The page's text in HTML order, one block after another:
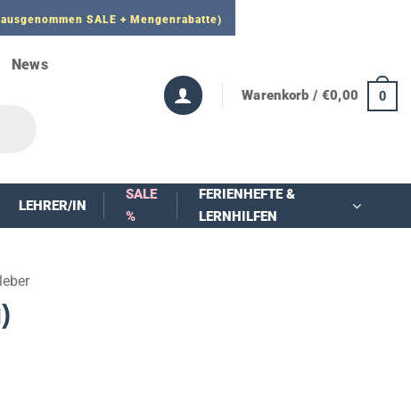
SALE + Mengenrabatte)
News
Warenkorb / €0,00 0
LEHRER/IN
SALE
%
FERIENHEFTE &
LERNHILFEN